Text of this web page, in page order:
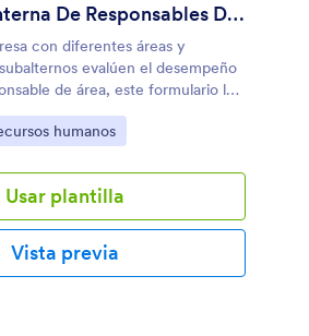
Evaluación Interna De Responsables De Área
con diferentes áreas y
evalúen el desempeño
de área, este formulario le
humanos
Usar plantilla
Vista previa